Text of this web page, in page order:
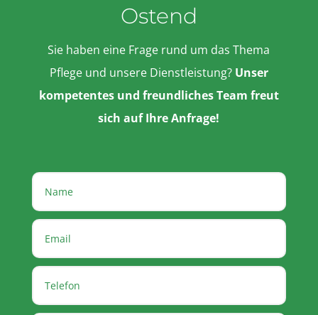
Ostend
Sie haben eine Frage rund um das Thema
Pflege und unsere Dienstleistung? Unser
kompetentes und freundliches Team freut
sich auf Ihre Anfrage!